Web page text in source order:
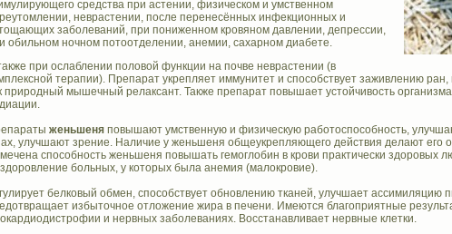
средства при астении, физическом и умственном
неврастении, после перенесённых инфекционных и
заболеваний, при пониженном кровяном давлении, депрессии,
обильном ночном потоотделении, анемии, сахарном диабете.
при ослаблении половой функции на почве неврастении (в
терапии). Препарат укрепляет иммунитет и способствует заживлению ран,
природный мышечный релаксант. Также препарат повышает устойчивость
женьшеня повышают умственную и физическую работоспособность,
улучшают зрение. Наличие у женьшеня общеукрепляющего действия делают его
способность женьшеня повышать гемоглобин в крови практически здоровых
больных, у которых была анемия (малокровие).
белковый обмен, способствует обновлению тканей, улучшает ассимиляцию
избыточное отложение жира в печени. Имеются благоприятные
и нервных заболеваниях. Восстанавливает нервные клетки.